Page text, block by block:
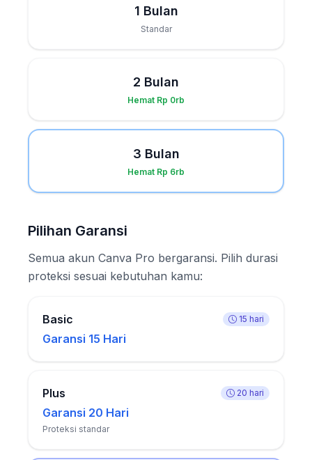
1 Bulan
Standar
2 Bulan
Hemat Rp 0rb
3 Bulan
Hemat Rp 6rb
Pilihan Garansi
Semua akun Canva Pro bergaransi. Pilih durasi
proteksi sesuai kebutuhan kamu:
Basic 15 hari
Garansi 15 Hari
Plus 20 hari
Garansi 20 Hari
Proteksi standar